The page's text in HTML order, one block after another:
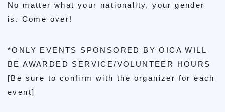
No matter what your nationality, your gender
is. Come over!
*ONLY EVENTS SPONSORED BY OICA WILL
BE AWARDED SERVICE/VOLUNTEER HOURS
[Be sure to confirm with the organizer for each
event]